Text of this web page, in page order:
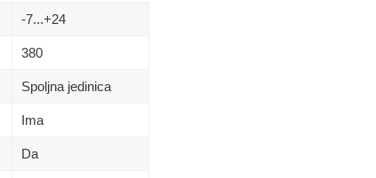
-7...+24
380
Spoljna jedinica
Ima
Da